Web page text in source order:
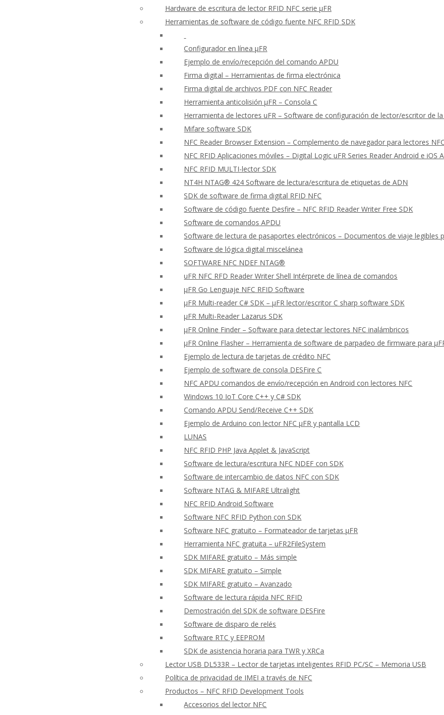
Hardware de escritura de lector RFID NFC serie μFR
Herramientas de software de código fuente NFC RFID SDK
Configurador en línea μFR
Ejemplo de envío/recepción del comando APDU
Firma digital – Herramientas de firma electrónica
Firma digital de archivos PDF con NFC Reader
Herramienta anticolisión μFR – Consola C
Herramienta de lectores uFR – Software de configuración de lector/escritor de la
Mifare software SDK
NFC Reader Browser Extension – Complemento de navegador para lectores
NFC RFID Aplicaciones móviles – Digital Logic uFR Series Reader Android e iOS
NFC RFID MULTI-lector SDK
NT4H NTAG® 424 Software de lectura/escritura de etiquetas de ADN
SDK de software de firma digital RFID NFC
Software de código fuente Desfire – NFC RFID Reader Writer Free SDK
Software de comandos APDU
Software de lectura de pasaportes electrónicos – Documentos de viaje legibles
Software de lógica digital miscelánea
SOFTWARE NFC NDEF NTAG®
uFR NFC RFD Reader Writer Shell Intérprete de línea de comandos
μFR Go Lenguaje NFC RFID Software
μFR Multi-reader C# SDK – μFR lector/escritor C sharp software SDK
μFR Multi-Reader Lazarus SDK
μFR Online Finder – Software para detectar lectores NFC inalámbricos
μFR Online Flasher – Herramienta de software de parpadeo de firmware para
Ejemplo de lectura de tarjetas de crédito NFC
Ejemplo de software de consola DESFire C
NFC APDU comandos de envío/recepción en Android con lectores NFC
Windows 10 IoT Core C++ y C# SDK
Comando APDU Send/Receive C++ SDK
Ejemplo de Arduino con lector NFC μFR y pantalla LCD
LUNAS
NFC RFID PHP Java Applet & JavaScript
Software de lectura/escritura NFC NDEF con SDK
Software de intercambio de datos NFC con SDK
Software NTAG & MIFARE Ultralight
NFC RFID Android Software
Software NFC RFID Python con SDK
Software NFC gratuito – Formateador de tarjetas μFR
Herramienta NFC gratuita – uFR2FileSystem
SDK MIFARE gratuito – Más simple
SDK MIFARE gratuito – Simple
SDK MIFARE gratuito – Avanzado
Software de lectura rápida NFC RFID
Demostración del SDK de software DESFire
Software de disparo de relés
Software RTC y EEPROM
SDK de asistencia horaria para TWR y XRCa
Lector USB DL533R – Lector de tarjetas inteligentes RFID PC/SC – Memoria USB
Política de privacidad de IMEI a través de NFC
Productos – NFC RFID Development Tools
Accesorios del lector NFC